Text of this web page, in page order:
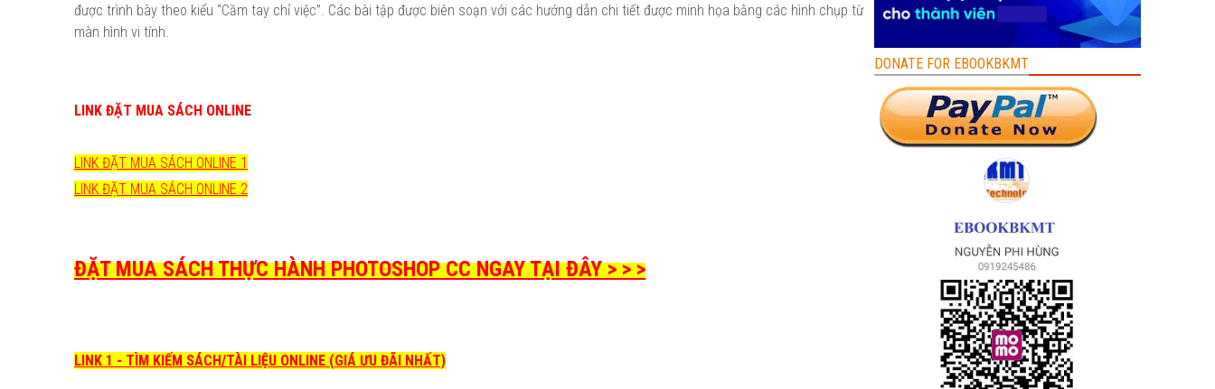
được trình bày theo kiểu “Cầm tay chỉ việc”. Các bài tập được biên soạn với các hướng dẫn chi tiết được minh họa bằng các hình chụp từ
màn hình vi tính.
LINK ĐẶT MUA SÁCH ONLINE
LINK ĐẶT MUA SÁCH ONLINE 1
LINK ĐẶT MUA SÁCH ONLINE 2
ĐẶT MUA SÁCH THỰC HÀNH PHOTOSHOP CC NGAY TẠI ĐÂY > > >
LINK 1 - TÌM KIẾM SÁCH/TÀI LIỆU ONLINE (GIÁ ƯU ĐÃI NHẤT)
DONATE FOR EBOOKBKMT